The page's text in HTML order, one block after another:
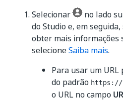
Selecionar
no lado
do Studio e, em
obter mais informações
selecioneSaiba mais.
Para usar um URL
do padrão https://
o URL no campo